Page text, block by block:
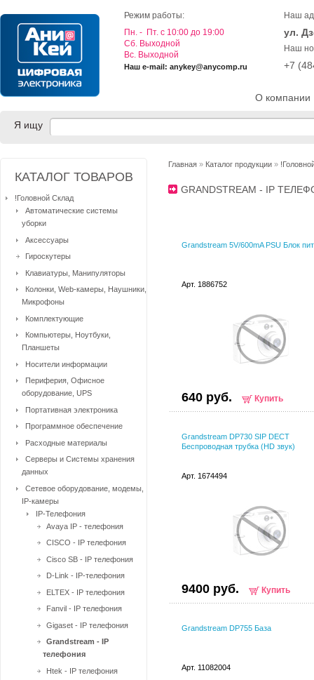
О компании
Режим работы:
Пн. - Пт. с 10:00 до 19:00
Cб. Выходной
Вс. Выходной
Наш e-mail: anykey@anycomp.ru
Наш
ул.
Наш
+7
Я ищу
Главная » Каталог продукции »
GRANDSTREAM - IP
Grandstream 5V/600mA PSU Блок
Арт. 1886752
640 руб. Купить
Grandstream DP730 SIP DECT
Беспроводная трубка (HD звук)
Арт. 1674494
9400 руб. Купить
Grandstream DP755 База
Арт. 11082004
КАТАЛОГ ТОВАРОВ
!Головной Склад
Автоматические системы
уборки
Аксессуары
Гироскутеры
Клавиатуры, Манипуляторы
Колонки, Web-камеры, Наушники,
Микрофоны
Комплектующие
Компьютеры, Ноутбуки,
Планшеты
Носители информации
Периферия, Офисное
оборудование, UPS
Портативная электроника
Программное обеспечение
Расходные материалы
Серверы и Системы хранения
данных
Сетевое оборудование, модемы,
IP-камеры
IP-Телефония
Avaya IP - телефония
CISCO - IP телефония
Cisco SB - IP телефония
D-Link - IP-телефония
ELTEX - IP телефония
Fanvil - IP телефония
Gigaset - IP телефония
Grandstream - IP
телефония
Htek - IP телефония